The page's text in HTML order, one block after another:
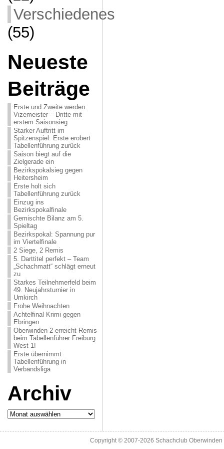
Verschiedenes
(55)
Neueste
Beiträge
Erste und Zweite werden
Vizemeister – Dritte mit
erstem Saisonsieg
Starker Auftritt im
Spitzenspiel: Erste erobert
Tabellenführung zurück
Saison biegt auf die
Zielgerade ein
Bezirkspokalsieg gegen
Heitersheim
Erste holt sich
Tabellenführung zurück
Einzug ins
Bezirkspokalfinale
Gemischte Bilanz am 5.
Spieltag
Bezirkspokal: Spannung pur
im Viertelfinale
2 Siege, 2 Remis
5. Darttitel perfekt – Team
„Schachmatt“ schlägt erneut
zu
Starkes Teilnehmerfeld beim
49. Neujahrsturnier in
Umkirch
Frohe Weihnachten
Achtelfinal Krimi gegen
Ebringen
Oberwinden 2 erreicht Remis
beim Tabellenführer Freiburg
West 1!
Erste übernimmt
Tabellenführung in
Verbandsliga
Archiv
Archiv
Copyright © 2007-2026Schachclub Oberwinden